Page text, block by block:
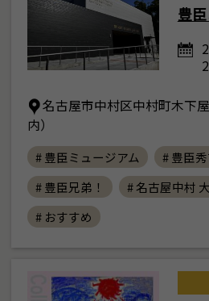
豊
名古屋市中村区中村町木下
内）
# 豊臣ミュージアム # 豊臣
# 豊臣兄弟！
# 名古屋中村
# おすすめ